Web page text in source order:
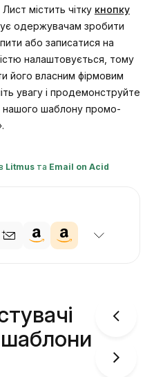
містить чітку кнопку
одержувачам зробити
або записатися на
налаштовується, тому
його власним фірмовим
увагу і продемонструйте
нашого шаблону промо-
Litmusта Email on Acid